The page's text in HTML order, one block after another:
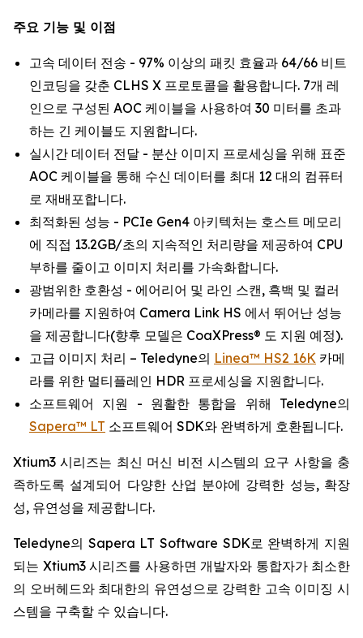
주요 기능 및 이점
고속 데이터 전송 - 97% 이상의 패킷 효율과 64/66 비트
인코딩을 갖춘 CLHS X 프로토콜을 활용합니다. 7개 레
인으로 구성된 AOC 케이블을 사용하여 30 미터를 초과
하는 긴 케이블도 지원합니다.
실시간 데이터 전달 - 분산 이미지 프로세싱을 위해 표준
AOC 케이블을 통해 수신 데이터를 최대 12 대의 컴퓨터
로 재배포합니다.
최적화된 성능 - PCIe Gen4 아키텍처는 호스트 메모리
에 직접 13.2GB/초의 지속적인 처리량을 제공하여 CPU
부하를 줄이고 이미지 처리를 가속화합니다.
광범위한 호환성 - 에어리어 및 라인 스캔, 흑백 및 컬러
카메라를 지원하여 Camera Link HS 에서 뛰어난 성능
을 제공합니다(향후 모델은 CoaXPress® 도 지원 예정).
고급 이미지 처리 – Teledyne의 Linea™ HS2 16K 카메
라를 위한 멀티플레인 HDR 프로세싱을 지원합니다.
소프트웨어 지원 - 원활한 통합을 위해 Teledyne의
Sapera™ LT 소프트웨어 SDK와 완벽하게 호환됩니다.
Xtium3 시리즈는 최신 머신 비전 시스템의 요구 사항을 충
족하도록 설계되어 다양한 산업 분야에 강력한 성능, 확장
성, 유연성을 제공합니다.
Teledyne의 Sapera LT Software SDK로 완벽하게 지원
되는 Xtium3 시리즈를 사용하면 개발자와 통합자가 최소한
의 오버헤드와 최대한의 유연성으로 강력한 고속 이미징 시
스템을 구축할 수 있습니다.